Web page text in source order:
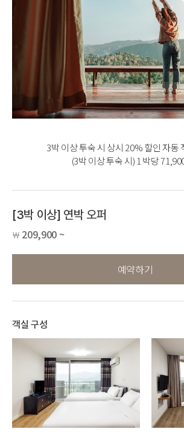
3박 이상 투숙 시 상시 20% 할인 자동
(3박 이상 투숙 시) 1 박당
[3박 이상] 연박 오퍼
￦ 209,900 ~
예약하기
객실 구성